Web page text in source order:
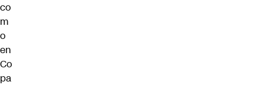
co
m
o
en
Co
pa